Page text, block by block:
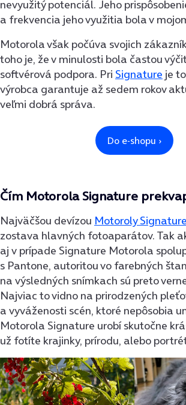
nevyužitý potenciál. Jeho
a frekvencia jeho využitia bola v
Motorola však počúva svojich
toho je, že v minulosti bola častou
softvérová podpora. Pri Signature je
výrobca garantuje až sedem rokov
veľmi dobrá správa.
Čím Motorola Signature
Najväčšou devízou Motoroly Signature
zostava hlavných fotoaparátov. Tak
aj v prípade Signature Motorola
s Pantone, autoritou vo farebných
na výsledných snímkach sú preto
Najviac to vidno na prirodzených
a vyváženosti scén, ktoré nepôsobia
Motorola Signature urobí skutočne
už fotíte krajinky, prírodu, alebo